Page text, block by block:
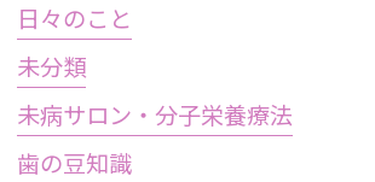
日々のこと
未分類
未病サロン・分子栄養療法
歯の豆知識